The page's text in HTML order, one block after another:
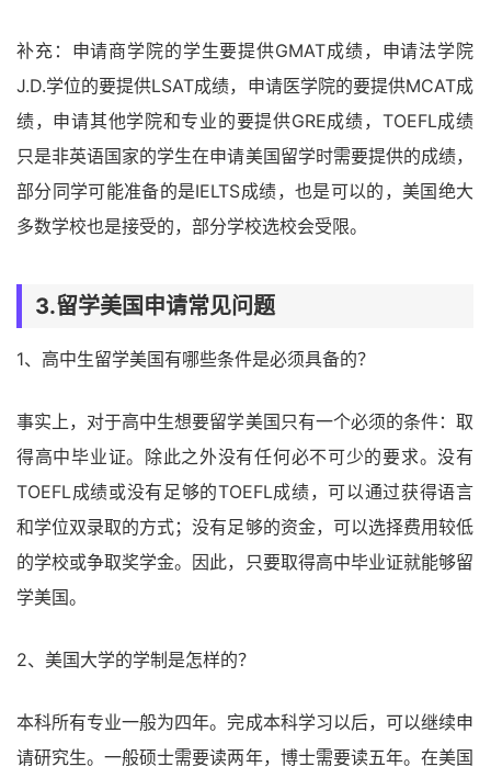
补充：申请商学院的学生要提供GMAT成绩，申请法学院
J.D.学位的要提供LSAT成绩，申请医学院的要提供MCAT成
绩，申请其他学院和专业的要提供GRE成绩，TOEFL成绩
只是非英语国家的学生在申请美国留学时需要提供的成绩，
部分同学可能准备的是IELTS成绩，也是可以的，美国绝大
多数学校也是接受的，部分学校选校会受限。
3.留学美国申请常见问题
1、高中生留学美国有哪些条件是必须具备的？
事实上，对于高中生想要留学美国只有一个必须的条件：取
得高中毕业证。除此之外没有任何必不可少的要求。没有
TOEFL成绩或没有足够的TOEFL成绩，可以通过获得语言
和学位双录取的方式；没有足够的资金，可以选择费用较低
的学校或争取奖学金。因此，只要取得高中毕业证就能够留
学美国。
2、美国大学的学制是怎样的？
本科所有专业一般为四年。完成本科学习以后，可以继续申
请研究生。一般硕士需要读两年，博士需要读五年。在美国